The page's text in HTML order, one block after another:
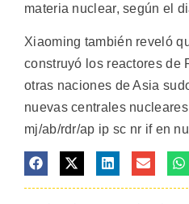
materia nuclear, según el
Xiaoming también reveló
construyó los reactores de
otras naciones de Asia
nuevas centrales
mj/ab/rdr/ap ip sc nr if en